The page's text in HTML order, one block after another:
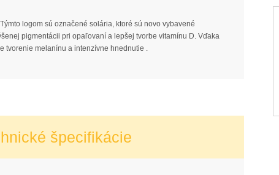
logom sú označené solária, ktoré sú novo vybavené
pigmentácii pri opaľovaní a lepšej tvorbe vitamínu D. Vďaka
tvorenie melanínu a intenzívne hnednutie .
špecifikácie